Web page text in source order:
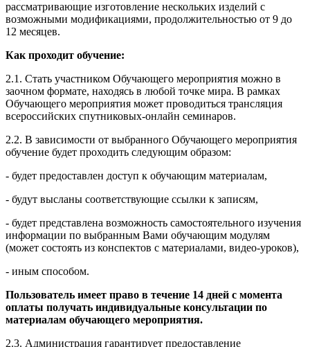
рассматривающие изготовление нескольких изделий с
возможными модификациями, продолжительностью от 9 до
12 месяцев.
Как проходит обучение:
2.1. Стать участником Обучающего мероприятия можно в
заочном формате, находясь в любой точке мира. В рамках
Обучающего мероприятия может проводиться трансляция
всероссийских спутниковых-онлайн семинаров.
2.2. В зависимости от выбранного Обучающего мероприятия
обучение будет проходить следующим образом:
- будет предоставлен доступ к обучающим материалам,
- будут высланы соответствующие ссылки к записям,
- будет представлена возможность самостоятельного изучения
информации по выбранным Вами обучающим модулям
(может состоять из конспектов с материалами, видео-уроков),
- иным способом.
Пользователь имеет право в течение 14 дней с момента
оплаты получать индивидуальные консультации по
материалам обучающего мероприятия.
2.3. Администрация гарантирует предоставление